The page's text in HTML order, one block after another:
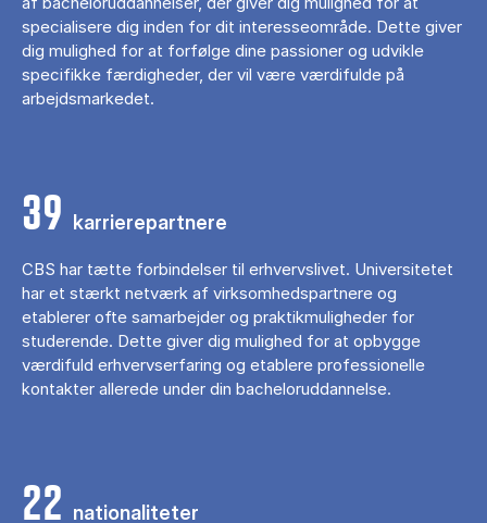
specialisere dig inden for dit interesseområde. Dette giver
dig mulighed for at forfølge dine passioner og udvikle
specifikke færdigheder, der vil være værdifulde på
arbejdsmarkedet.
39 karrierepartnere
CBS har tætte forbindelser til erhvervslivet. Universitetet
har et stærkt netværk af virksomhedspartnere og
etablerer ofte samarbejder og praktikmuligheder for
studerende. Dette giver dig mulighed for at opbygge
værdifuld erhvervserfaring og etablere professionelle
kontakter allerede under din bacheloruddannelse.
22 nationaliteter